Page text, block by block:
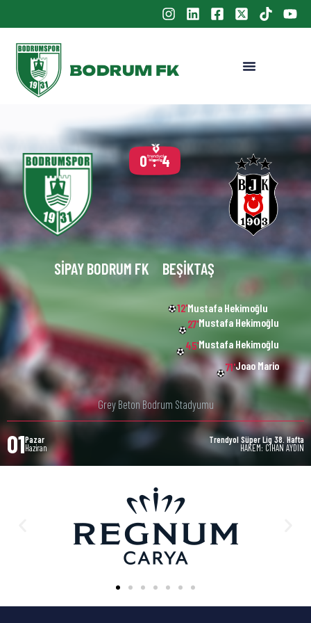
SIPAY BODRUM FK
0 : 4
BEŞIKTAŞ
Grey Beton Bodrum Stadyumu
Mustafa Hekimoğlu
12'
Mustafa Hekimoğlu
27'
Mustafa Hekimoğlu
45'
Joao Mario
71'
01Pazar
Haziran
Trendyol Süper Lig 38. Hafta
HAKEM: CIHAN AYDIN